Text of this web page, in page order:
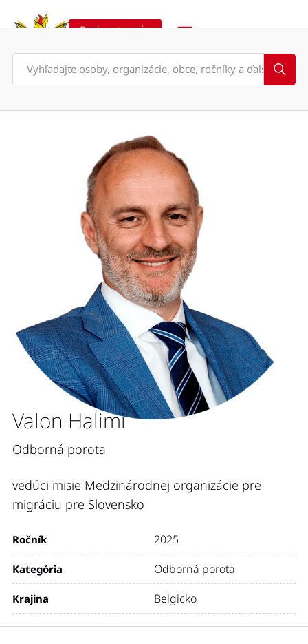
Podporte nás
Valon Halimi
Odborná porota
vedúci misie Medzinárodnej organizácie pre
migráciu pre Slovensko
Ročník 2025
Kategória Odborná porota
Krajina Belgicko